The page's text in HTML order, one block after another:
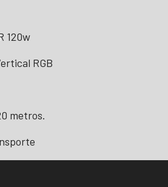
120w
RGB
metros.